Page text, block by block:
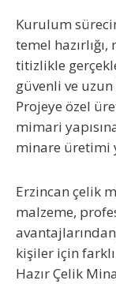
Kurulum
temel
titizlikle
güvenli ve
Projeye özel
mimari
minare üretimi
Erzincan çelik
malzeme,
kişiler için
Hazır Çelik